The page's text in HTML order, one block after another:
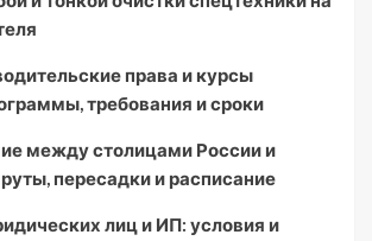
права и курсы
требования и сроки
между столицами России и
пересадки и расписание
лиц и ИП: условия и